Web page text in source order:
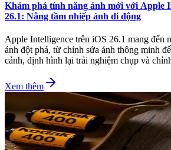
Khám phá tính năng ảnh mới với Apple
26.1: Nâng tầm nhiếp ảnh di động
Apple Intelligence trên iOS 26.1 mang đến
ảnh đột phá, từ chỉnh sửa ảnh thông minh
cảnh, định hình lại trải nghiệm chụp và
Xem thêm